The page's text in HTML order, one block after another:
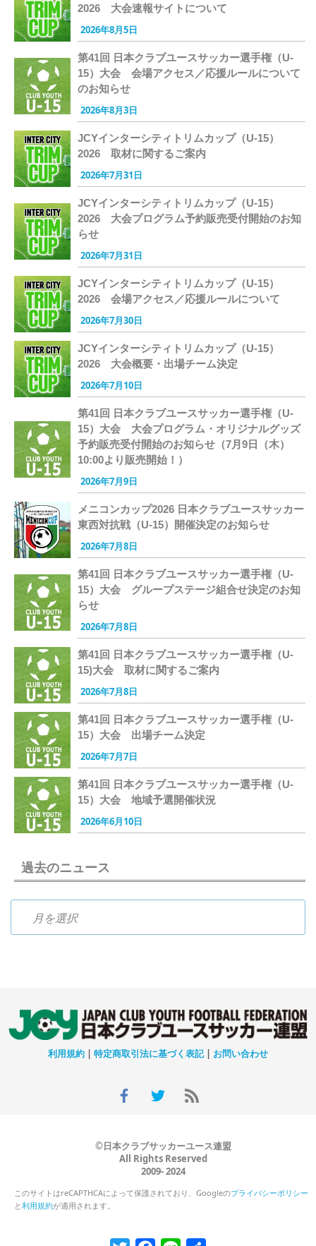
2026 大会速報サイトについて
2026年8月5日
第41回 日本クラブユースサッカー選手権（U-
15）大会 会場アクセス／応援ルールについて
のお知らせ
2026年8月3日
JCYインターシティトリムカップ（U-15）
2026 取材に関するご案内
2026年7月31日
JCYインターシティトリムカップ（U-15）
2026 大会プログラム予約販売受付開始のお知
らせ
2026年7月31日
JCYインターシティトリムカップ（U-15）
2026 会場アクセス／応援ルールについて
2026年7月30日
JCYインターシティトリムカップ（U-15）
2026 大会概要・出場チーム決定
2026年7月10日
第41回 日本クラブユースサッカー選手権（U-
15）大会 大会プログラム・オリジナルグッズ
予約販売受付開始のお知らせ（7月9日（木）
10:00より販売開始！）
2026年7月9日
メニコンカップ2026 日本クラブユースサッカー
東西対抗戦（U-15）開催決定のお知らせ
2026年7月8日
第41回 日本クラブユースサッカー選手権（U-
15）大会 グループステージ組合せ決定のお知
らせ
2026年7月8日
第41回 日本クラブユースサッカー選手権（U-
15)大会 取材に関するご案内
2026年7月8日
第41回 日本クラブユースサッカー選手権（U-
15）大会 出場チーム決定
2026年7月7日
第41回 日本クラブユースサッカー選手権（U-
15）大会 地域予選開催状況
2026年6月10日
過去のニュース
利用規約 | 特定商取引法に基づく表記| お問い合わせ
©日本クラブサッカーユース連盟
All Rights Reserved
2009- 2024
このサイトはreCAPTHCAによって保護されており、Googleのプライバシーポリシー
と利用規約が適用されます。